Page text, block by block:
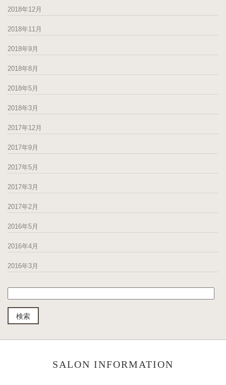
2018年12月
2018年11月
2018年9月
2018年8月
2018年5月
2018年3月
2017年12月
2017年9月
2017年5月
2017年3月
2017年2月
2016年5月
2016年4月
2016年3月
SALON INFORMATION